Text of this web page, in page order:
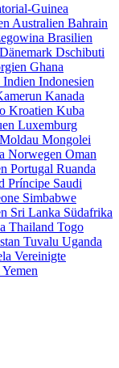
Guinea
Australien Bahrain
Brasilien
Dänemark Dschibuti
Ghana
Indien Indonesien
Kanada
Kroatien Kuba
Luxemburg
Moldau Mongolei
Norwegen Oman
Portugal Ruanda
Príncipe Saudi
Simbabwe
Sri Lanka Südafrika
Thailand Togo
Tuvalu Uganda
Vereinigte
Yemen